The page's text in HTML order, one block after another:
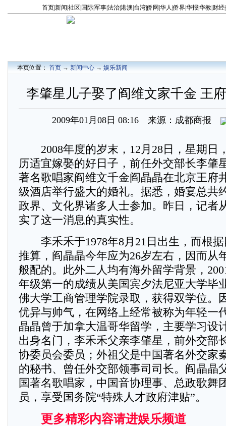
首页新闻 社区 国际军事法治港澳 台湾|侨网 华人 |侨界华报 华教 财经
本页位置：首页→新闻中心→娱乐新闻
李肇星儿子娶了阎维文家千金 王
2009年01月08日 08:16 来源：成都商报
2008年度的岁末，12月28日，星期日
历适宜嫁娶的好日子，前任外交部长李肇
著名歌唱家阎维文千金阎晶晶在北京王府
级酒店举行盛大的婚礼。据悉，婚宴总共
政界、文化界诸多人士参加。昨日，记者
实了这一消息的真实性。
李禾禾于1978年8月21日出生，而根据
推算，阎晶晶今年应为26岁左右，因而从
般配的。此外二人均有海外留学背景，
年级第一的成绩从美国宾夕法尼亚大学毕
佛大学工商管理学院录取，获得双学位。
优异与帅气，在网络上经常被称为年轻一
晶晶曾于加拿大温哥华留学，主要学习设
出身名门，李禾禾父亲李肇星，前外交部
协委员会委员；外祖父是中国著名外交家
的秘书、曾任外交部领事司司长。阎晶晶
国著名歌唱家，中国音协理事、总政歌舞
员，享受国务院“特殊人才政府津贴”。
更多精彩内容请进娱乐频道